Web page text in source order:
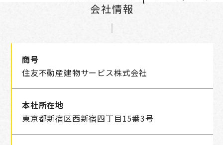
会社情報
商号
住友不動産建物サービス株式会社
本社所在地
東京都新宿区西新宿四丁目15番3号